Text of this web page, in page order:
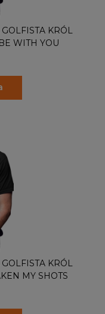
KRÓL
WITH YOU
KRÓL
MY SHOTS